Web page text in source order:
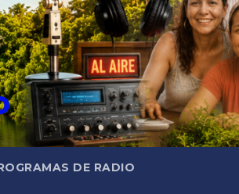
DE RADIO